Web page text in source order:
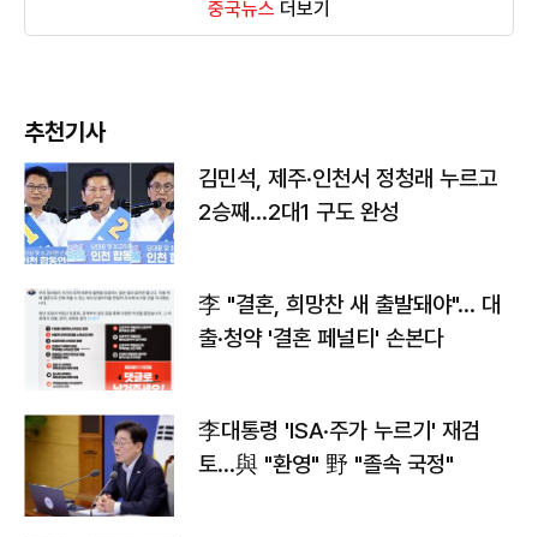
중국뉴스 더보기
추천기사
김민석, 제주·인천서 정청래 누르고
2승째…2대1 구도 완성
李 "결혼, 희망찬 새 출발돼야"… 대
출·청약 '결혼 페널티' 손본다
李대통령 'ISA·주가 누르기' 재검
토…與 "환영" 野 "졸속 국정"